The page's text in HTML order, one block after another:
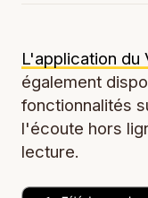
L'application du
également
fonctionnalités
l'écoute hors
lecture.